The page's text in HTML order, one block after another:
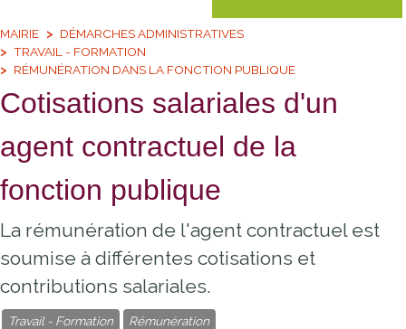
MAIRIE
DÉMARCHES ADMINISTRATIVES
TRAVAIL - FORMATION
RÉMUNÉRATION DANS LA FONCTION PUBLIQUE
Cotisations salariales d'un
agent contractuel de la
fonction publique
La rémunération de l'agent contractuel est
soumise à différentes cotisations et
contributions salariales.
Travail - Formation Rémunération